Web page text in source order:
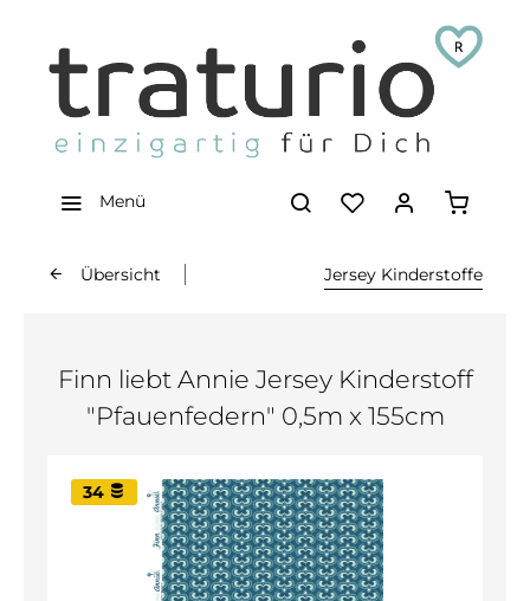
Menü
Übersicht Jersey Kinderstoffe
Finn liebt Annie Jersey Kinderstoff
"Pfauenfedern" 0,5m x 155cm
34